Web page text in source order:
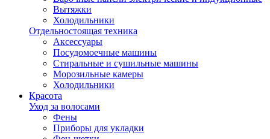
Вытяжки
Холодильники
Отдельностоящая техника
Аксессуары
Посудомоечные машины
Стиральные и сушильные машины
Морозильные камеры
Холодильники
Красота
Уход за волосами
Фены
Приборы для укладки